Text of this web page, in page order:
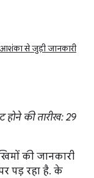
से जुड़ी जानकारी
होने की तारीख: 29
की जानकारी
पड़ रहा है. के